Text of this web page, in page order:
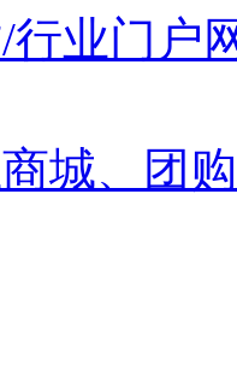
行业门户
城、团